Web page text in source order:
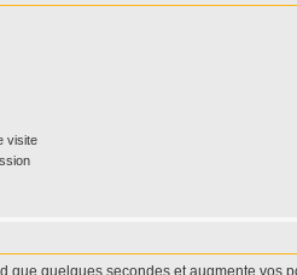
visite
que quelques secondes et augmente vos